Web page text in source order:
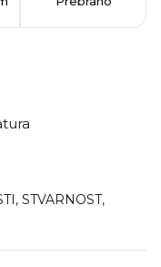
, STVARNOST,